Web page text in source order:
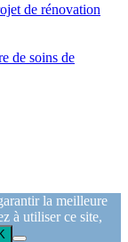
de rénovation
de soins de
la meilleure
à utiliser ce site,